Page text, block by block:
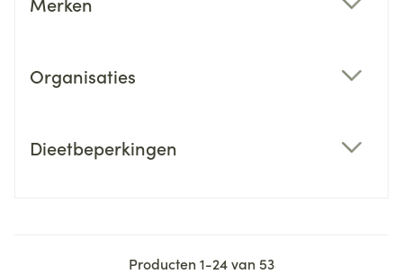
Organisaties
Dieetbeperkingen
Producten1-24van53